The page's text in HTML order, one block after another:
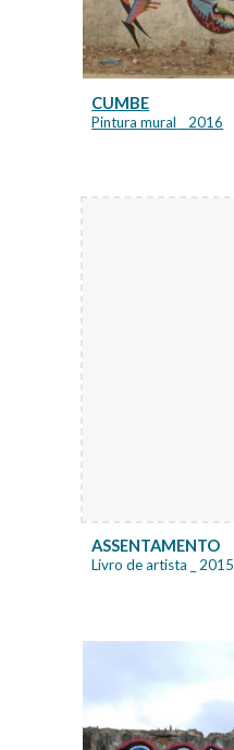
CUMBE
Pintura mural _ 2016
ASSENTAMENTO
Livro de artista _ 2015